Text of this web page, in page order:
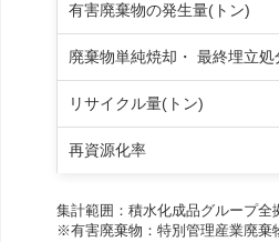
有害廃棄物の発生量(トン)
廃棄物単純焼却・ 最終埋立処
リサイクル量(トン)
再資源化率
集計範囲：積水化成品グループ
※有害廃棄物：特別管理産業廃棄